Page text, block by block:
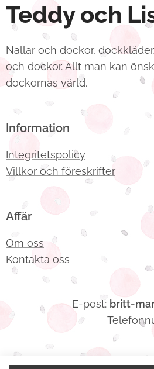
Teddy och
Nallar och dockor,
och dockor. Allt man kan
dockornas värld.
Information
Integritetspolicy
Villkor och föreskrifter
Affär
Om oss
Kontakta oss
E-post: britt-